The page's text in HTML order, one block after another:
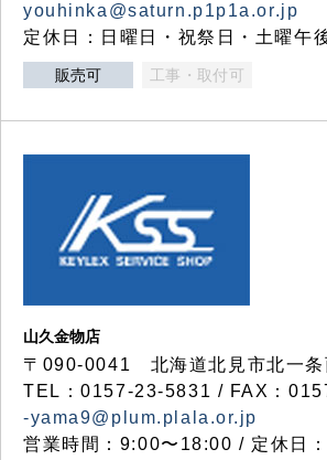
youhinka@saturn.p1p1a.or.jp
定休日：日曜日・祝祭日・土曜午
販売可 工事・取付可
山久金物店
〒090-0041 北海道北見市北一条
TEL：0157-23-5831 / FAX：
-yama9@plum.plala.or.jp
営業時間：9:00〜18:00 / 定休日